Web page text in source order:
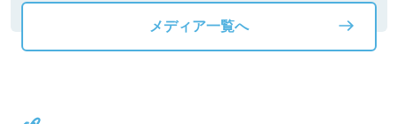
メディア一覧へ